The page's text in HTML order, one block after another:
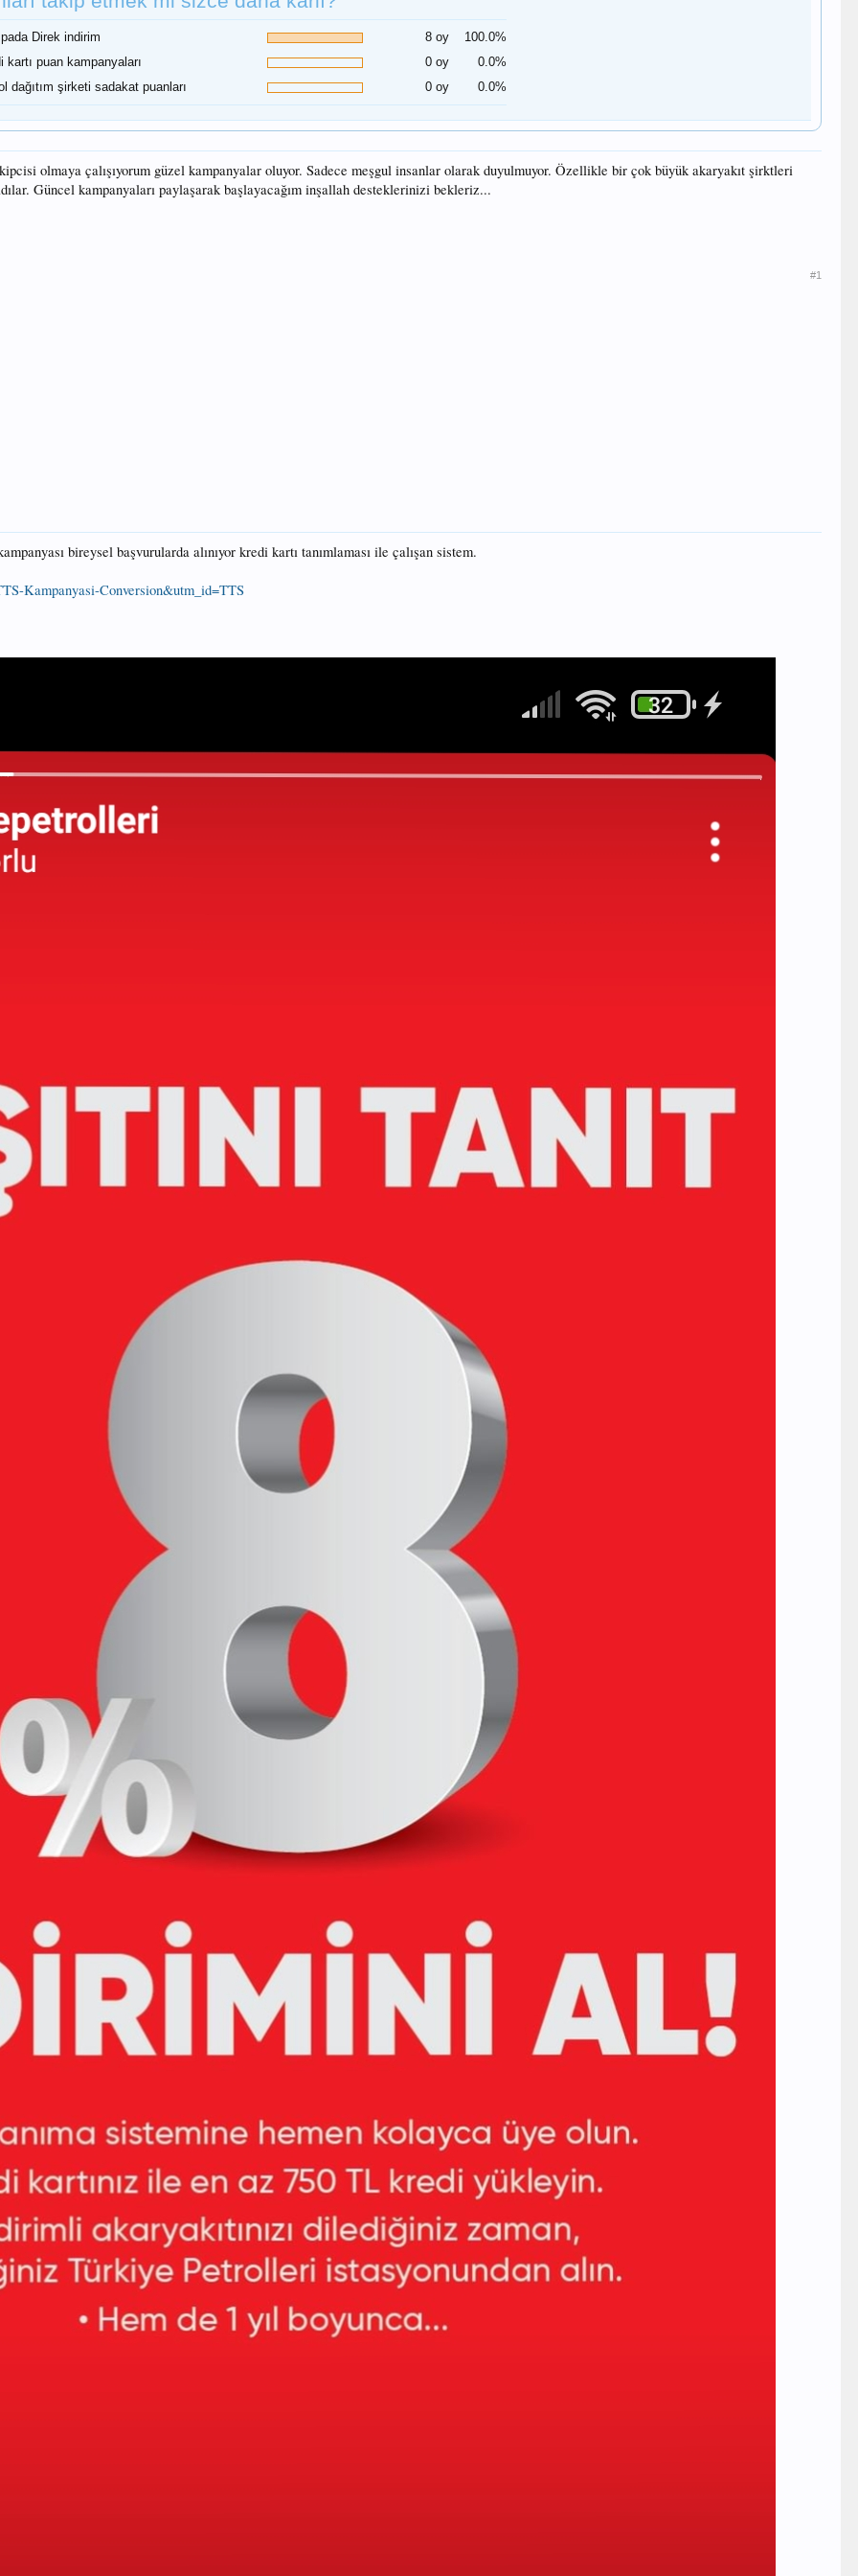
Direk indirim 8 oy
100.0%
kartı puan kampanyaları
0 oy
0.0%
dağıtım şirketi sadakat puanları
0 oy 0.0%
olmaya çalışıyorum güzel kampanyalar oluyor. Sadece meşgul insanlar olarak duyulmuyor. Özellikle bir çok büyük akaryakıt şirktleri
Güncel kampanyaları paylaşarak başlayacağım inşallah desteklerinizi bekleriz...
#1
bireysel başvurularda alınıyor kredi kartı tanımlaması ile çalışan sistem.
Kampanyasi-Conversion&utm_id=TTS